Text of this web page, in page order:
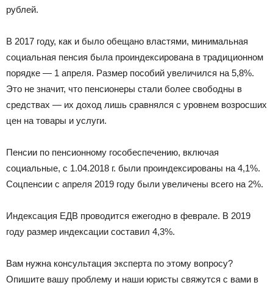
рублей.
В 2017 году, как и было обещано властями, минимальная
социальная пенсия была проиндексирована в традиционном
порядке — 1 апреля. Размер пособий увеличился на 5,8%.
Это не значит, что пенсионеры стали более свободны в
средствах — их доход лишь сравнялся с уровнем возросших
цен на товары и услуги.
Пенсии по пенсионному гособеспечению, включая
социальные, с 1.04.2018 г. были проиндексированы на 4,1%.
Соцпенсии с апреля 2019 году были увеличены всего на 2%.
Индексация ЕДВ проводится ежегодно в феврале. В 2019
году размер индексации составил 4,3%.
Вам нужна консультация эксперта по этому вопросу?
Опишите вашу проблему и наши юристы свяжутся с вами в